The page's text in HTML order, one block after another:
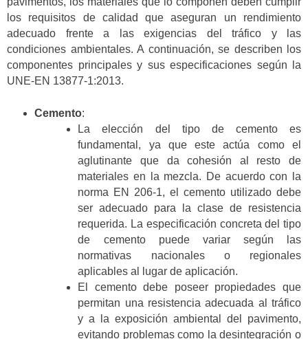
los requisitos de calidad que aseguran un rendimiento
adecuado frente a las exigencias del tráfico y las
condiciones ambientales. A continuación, se describen los
componentes principales y sus especificaciones según la
UNE-EN 13877-1:2013.
Cemento:
La elección del tipo de cemento es
fundamental, ya que este actúa como el
aglutinante que da cohesión al resto de
materiales en la mezcla. De acuerdo con la
norma EN 206-1, el cemento utilizado debe
ser adecuado para la clase de resistencia
requerida. La especificación concreta del tipo
de cemento puede variar según las
normativas nacionales o regionales
aplicables al lugar de aplicación.
El cemento debe poseer propiedades que
permitan una resistencia adecuada al tráfico
y a la exposición ambiental del pavimento,
evitando problemas como la desintegración o